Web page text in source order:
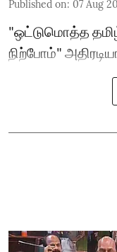
Published on: 07 Aug
"ஒட்டுமொத்த
நிற்போம்"